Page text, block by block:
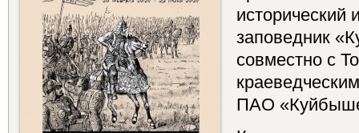
исторический
заповедник
совместно с
ПАО